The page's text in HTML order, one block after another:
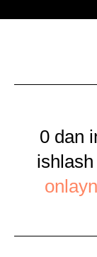
0 dan